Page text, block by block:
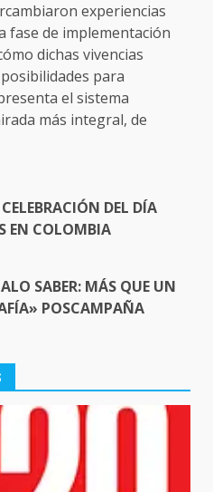
experiencias
fase de implementación
dichas vivencias
para
el sistema
más integral, de
DEL DÍA
EN COLOMBIA
SABER: MÁS QUE UN
POSCAMPAÑA